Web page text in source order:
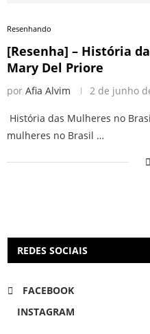
Resenhando
[Resenha] – História
Mary Del Priore
por Afia Alvim 2 de junho
História das Mulheres no
mulheres no Brasil …
REDES SOCIAIS
FACEBOOK
INSTAGRAM